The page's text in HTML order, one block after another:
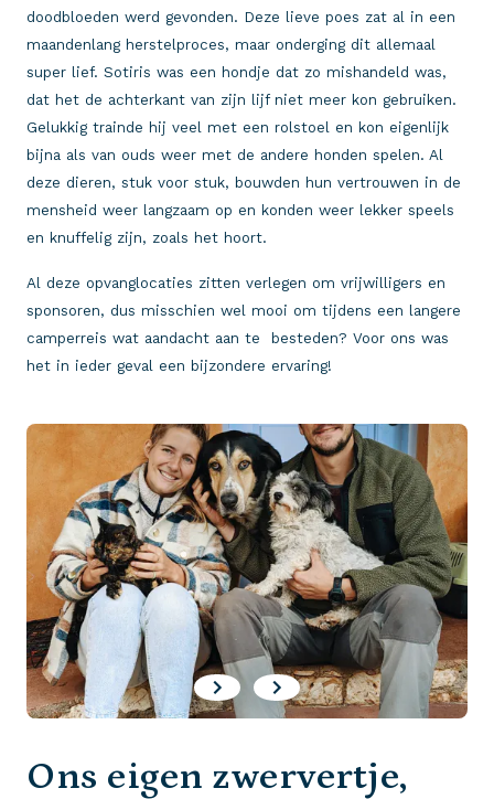
doodbloeden werd gevonden. Deze lieve poes zat al in een
maandenlang herstelproces, maar onderging dit allemaal
super lief. Sotiris was een hondje dat zo mishandeld was,
dat het de achterkant van zijn lijf niet meer kon gebruiken.
Gelukkig trainde hij veel met een rolstoel en kon eigenlijk
bijna als van ouds weer met de andere honden spelen. Al
deze dieren, stuk voor stuk, bouwden hun vertrouwen in de
mensheid weer langzaam op en konden weer lekker speels
en knuffelig zijn, zoals het hoort.
Al deze opvanglocaties zitten verlegen om vrijwilligers en
sponsoren, dus misschien wel mooi om tijdens een langere
camperreis wat aandacht aan te besteden? Voor ons was
het in ieder geval een bijzondere ervaring!
Ons eigen zwervertje,